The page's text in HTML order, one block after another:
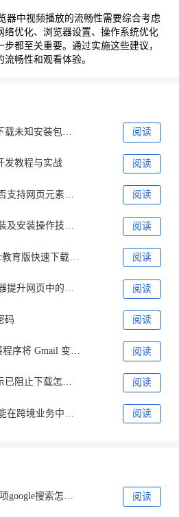
器中视频播放的流畅性需要综合考虑
络优化、浏览器设置、操作系统优化
都至关重要。通过实施这些建议，
畅性和观看体验。
阅读
发教程与实战 阅读
Chrome浏览器插件是否支持网页元素交互性评估打分系统 阅读
Chrome浏览器插件预装及安装操作技巧教程 阅读
谷歌浏览器移动版Mac教育版快速下载安装经验 阅读
如何通过Chrome浏览器提升网页中的静态资源加载 阅读
码 阅读
如何使用 Chrome 扩展程序将 Gmail 变成待办事项列表 阅读
下载谷歌浏览器时显示已阻止下载怎么放行文件 阅读
阅读
阅读